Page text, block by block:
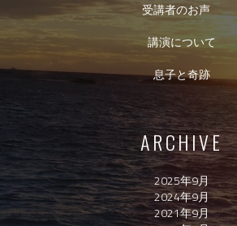
受講者のお声
講演について
息子と奇跡
ARCHIVE
2025年9月
2024年9月
2021年9月